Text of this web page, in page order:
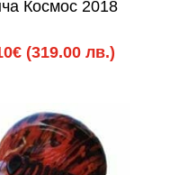
Космос 2018
€ (319.00 лв.)